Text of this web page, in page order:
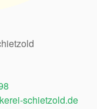
schietzold.de